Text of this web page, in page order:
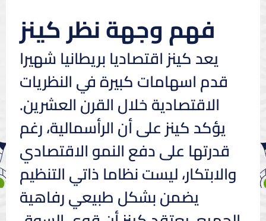
فهم وجهة نظر كينز
يعد كينز اقتصاديا بريطانيا شهيرا
قدم اسهامات كبيرة في النظريات
الاقتصادية خلال القرن العشرين.
يؤكد كينز على أن الرأسمالية، رغم
قدرتها على دفع النمو الاقتصادي
والابتكار، ليست نظاما ذاتي التنظيم
يضمن بشكل طبيعي رفاهية